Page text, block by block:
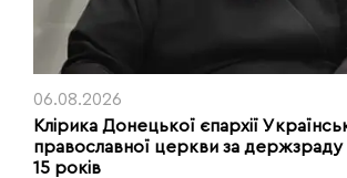
06.08.2026
Клірика Донецької єпархії
православної церкви за держзраду
15 років